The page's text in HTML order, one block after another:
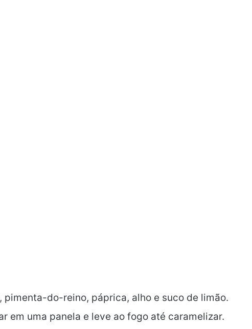
pimenta-do-reino, páprica, alho e suco de limão.
em uma panela e leve ao fogo até caramelizar.